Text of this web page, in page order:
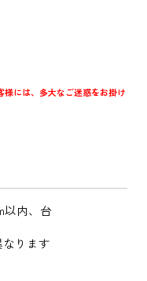
には、多大なご迷惑をお掛け
以内、台
ります